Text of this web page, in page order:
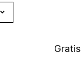
Gratis